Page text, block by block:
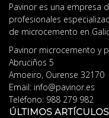
Pavinor es una empresa
profesionales
de microcemento en
Pavinor microcemento y
Abruciños 5
Amoeiro, Ourense 32170
Email: info@pavinor.es
Teléfono: 988 279 982
ÚLTIMOS ARTÍCULOS